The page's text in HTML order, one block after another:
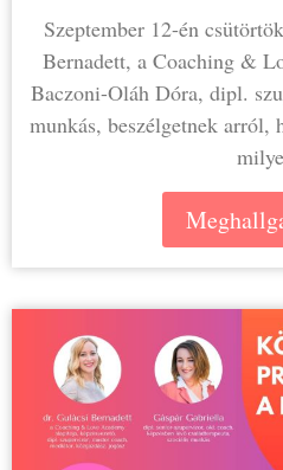
Szeptember 12-én
Bernadett, a Coaching &
Baczoni-Oláh Dóra, dipl.
munkás, beszélgetnek